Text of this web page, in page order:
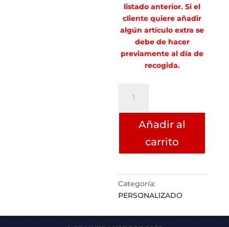
listado anterior. Si el
cliente quiere añadir
algún artículo extra se
debe de hacer
previamente al día de
recogida.
Sanchez
de
Bustamante
cantidad
Añadir al
carrito
Categoría:
PERSONALIZADO